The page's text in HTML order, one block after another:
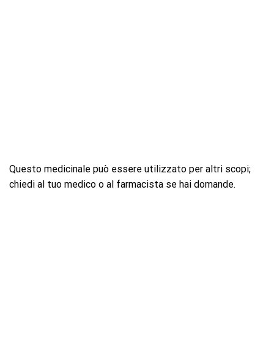
Questo medicinale può essere utilizzato per altri scopi;
chiedi al tuo medico o al farmacista se hai domande.